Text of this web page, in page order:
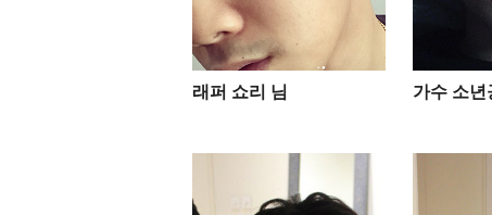
래퍼 쇼리 님 가수 소년